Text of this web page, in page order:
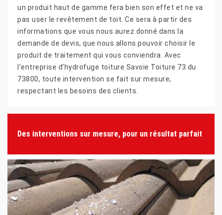
un produit haut de gamme fera bien son effet et ne va
pas user le revêtement de toit. Ce sera à partir des
informations que vous nous aurez donné dans la
demande de devis, que nous allons pouvoir choisir le
produit de traitement qui vous conviendra. Avec
l’entreprise d’hydrofuge toiture Savoie Toiture 73 du
73800, toute intervention se fait sur mesure,
respectant les besoins des clients.
Des interventions sur mesure, pour un résultat parfait